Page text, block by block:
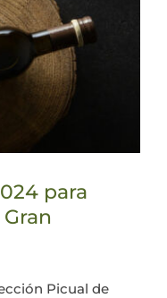
5 Elementos
para
Picual de